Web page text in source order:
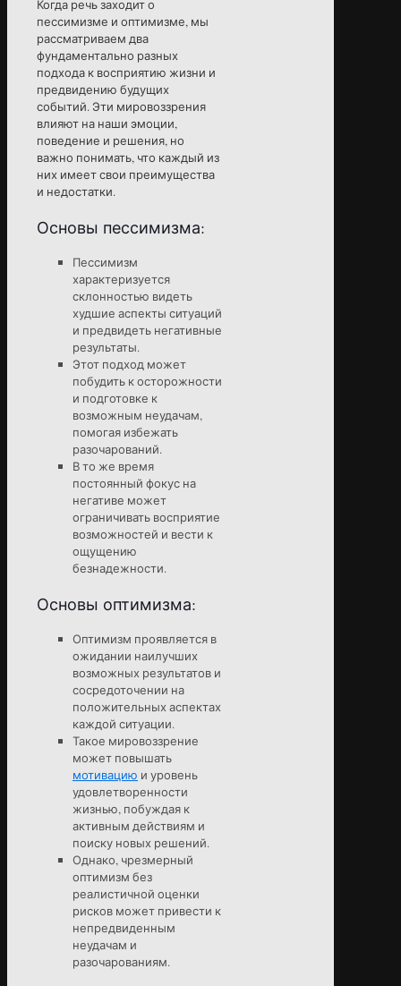
Когда речь заходит о
пессимизме и оптимизме, мы
рассматриваем два
фундаментально разных
подхода к восприятию жизни и
предвидению будущих
событий. Эти мировоззрения
влияют на наши эмоции,
поведение и решения, но
важно понимать, что каждый из
них имеет свои преимущества
и недостатки.
Основы пессимизма:
Пессимизм
характеризуется
склонностью видеть
худшие аспекты ситуаций
и предвидеть негативные
результаты.
Этот подход может
побудить к осторожности
и подготовке к
возможным неудачам,
помогая избежать
разочарований.
В то же время
постоянный фокус на
негативе может
ограничивать восприятие
возможностей и вести к
ощущению
безнадежности.
Основы оптимизма:
Оптимизм проявляется в
ожидании наилучших
возможных результатов и
сосредоточении на
положительных аспектах
каждой ситуации.
Такое мировоззрение
может повышать
мотивацию и уровень
удовлетворенности
жизнью, побуждая к
активным действиям и
поиску новых решений.
Однако, чрезмерный
оптимизм без
реалистичной оценки
рисков может привести к
непредвиденным
неудачам и
разочарованиям.